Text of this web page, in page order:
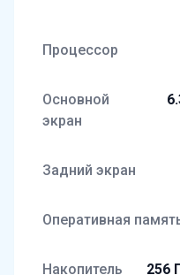
Процессор
Основной
экран
Задний экран
Оперативная
Накопитель 256